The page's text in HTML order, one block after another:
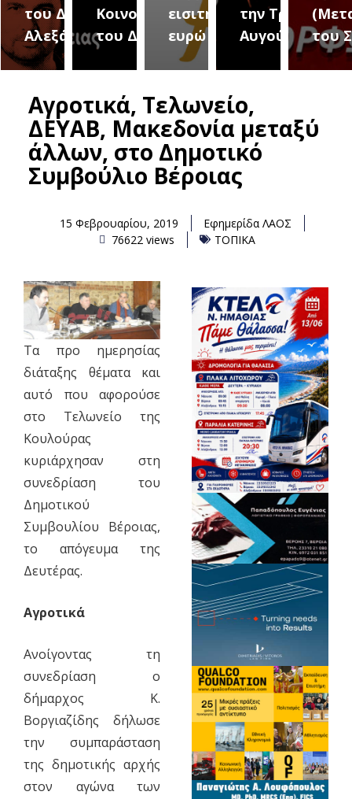
του Δήμου
Αλεξάνδρειας
Κοινοτήτων
του Δήμου
εισιτήριο 2
ευρώ
την Τρίτη 18
Αυγούστουτου
Αγροτικά, Τελωνείο,
ΔΕΥΑΒ, Μακεδονία μεταξύ
άλλων, στο Δημοτικό
Συμβούλιο Βέροιας
15 Φεβρουαρίου, 2019
Εφημερίδα ΛΑΟΣ
76622 views
ΤΟΠΙΚΑ
Τα προ ημερησίας
διάταξης θέματα και
αυτό που αφορούσε
στο Τελωνείο της
Κουλούρας
κυριάρχησαν στη
συνεδρίαση του
Δημοτικού
Συμβουλίου Βέροιας,
το απόγευμα της
Δευτέρας.
Αγροτικά
Ανοίγοντας τη
συνεδρίαση ο
δήμαρχος Κ.
Βοργιαζίδης δήλωσε
την συμπαράσταση
της δημοτικής αρχής
στον αγώνα των